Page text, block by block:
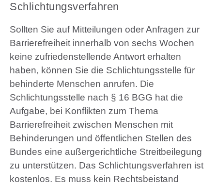
Schlichtungsverfahren
Sollten Sie auf Mitteilungen oder Anfragen zur
Barrierefreiheit innerhalb von sechs Wochen
keine zufriedenstellende Antwort erhalten
haben, können Sie die Schlichtungsstelle für
behinderte Menschen anrufen. Die
Schlichtungsstelle nach § 16 BGG hat die
Aufgabe, bei Konflikten zum Thema
Barrierefreiheit zwischen Menschen mit
Behinderungen und öffentlichen Stellen des
Bundes eine außergerichtliche Streitbeilegung
zu unterstützen. Das Schlichtungsverfahren ist
kostenlos. Es muss kein Rechtsbeistand